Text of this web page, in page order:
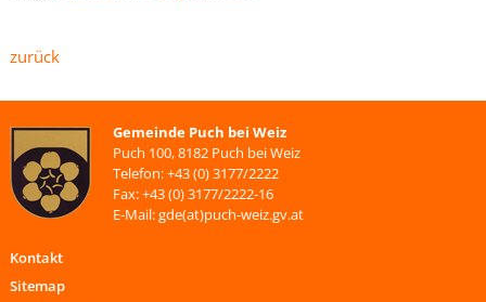
zurück
Gemeinde Puch bei Weiz
Puch 100, 8182 Puch bei Weiz
Telefon: +43 (0) 3177/2222
Fax: +43 (0) 3177/2222-16
E-Mail: gde(at)puch-weiz.gv.at
Kontakt
Sitemap